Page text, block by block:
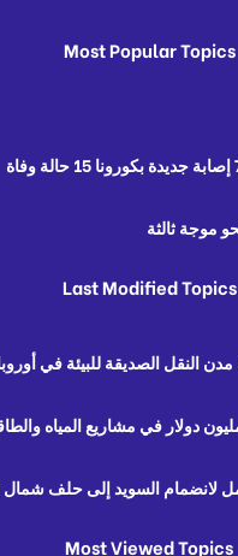
Most Popular Topics
موجة ثالثة
Last Modified Topics
النقل الصديقة للبيئة في
لانضمام السويد إلى حلف
Most Viewed Topics